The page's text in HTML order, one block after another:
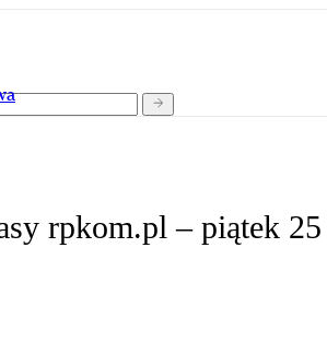
rpkom.pl – piątek